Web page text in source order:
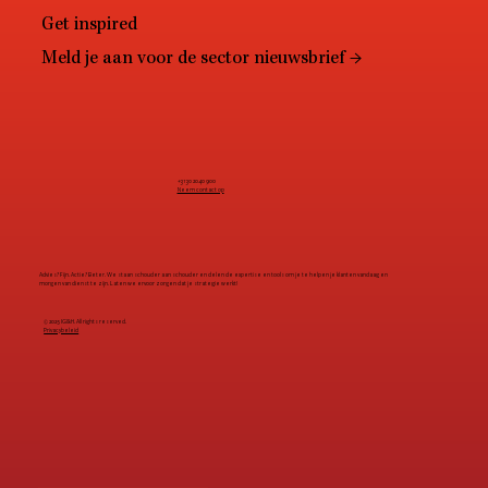
+31 30 2040 900
Neem contact op
Advies? Fijn. Actie? Beter. We staan schouder aan schouder en delen de expertise en tools om je te helpen je klanten vandaag en
morgen van dienst te zijn. Laten we ervoor zorgen dat je strategie werkt!
© 2025 IG&H. All rights reserved.
Privacybeleid
Get inspired
Meld je aan voor de sector nieuwsbrief →